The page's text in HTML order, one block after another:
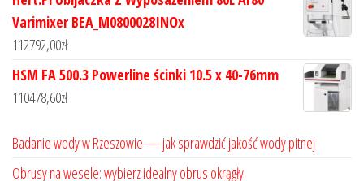
Varimixer BEA_M0800028INOx
112792,00zł
HSM FA 500.3 Powerline ścinki 10.5 x 40-76mm
110478,60zł
Badanie wody w Rzeszowie — jak sprawdzić jakość wody pitnej
Obrusy na wesele: wybierz idealny obrus okrągły